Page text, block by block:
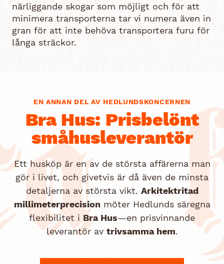
närliggande skogar som möjligt och för att
minimera transporterna tar vi numera även in
gran för att inte behöva transportera furu för
långa sträckor.
EN ANNAN DEL AV HEDLUNDSKONCERNEN
Bra Hus: Prisbelönt
småhusleverantör
Ett husköp är en av de största affärerna man
gör i livet, och givetvis är då även de minsta
detaljerna av största vikt. Arkitektritad
millimeterprecisionmöter Hedlunds säregna
flexibilitet i Bra Hus—en prisvinnande
leverantör av trivsamma hem.